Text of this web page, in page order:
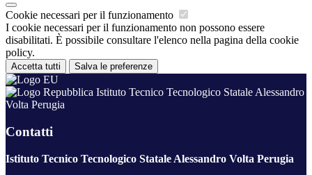
Cookie necessari per il funzionamento
I cookie necessari per il funzionamento non possono essere
disabilitati. È possibile consultare l'elenco nella pagina della cookie
policy.
Accetta tutti Salva le preferenze
Istituto Tecnico Tecnologico Statale Alessandro
Volta Perugia
Contatti
Istituto Tecnico Tecnologico Statale Alessandro Volta Perugia